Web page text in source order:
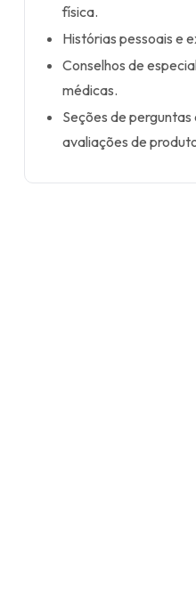
física.
Histórias pessoais e
Conselhos de
médicas.
Seções de
avaliações de